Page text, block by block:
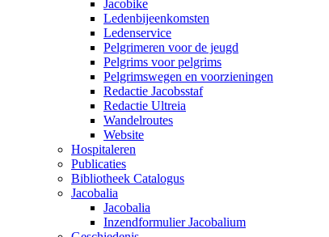
Jacobike
Ledenbijeenkomsten
Ledenservice
Pelgrimeren voor de jeugd
Pelgrims voor pelgrims
Pelgrimswegen en voorzieningen
Redactie Jacobsstaf
Redactie Ultreia
Wandelroutes
Website
Hospitaleren
Publicaties
Bibliotheek Catalogus
Jacobalia
Jacobalia
Inzendformulier Jacobalium